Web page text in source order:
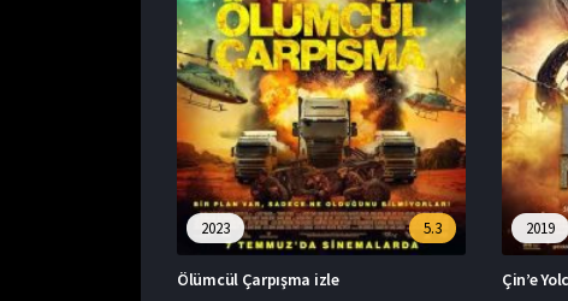
5.3
2023
Ölümcül Çarpışma izle
2019